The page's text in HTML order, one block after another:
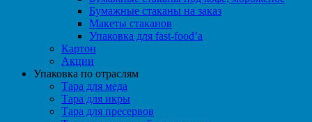
Бумажные стаканы на заказ
Макеты стаканов
Упаковка для fast-food’а
Картон
Акции
Упаковка по отраслям
Тара для меда
Тара для икры
Тара для пресервов